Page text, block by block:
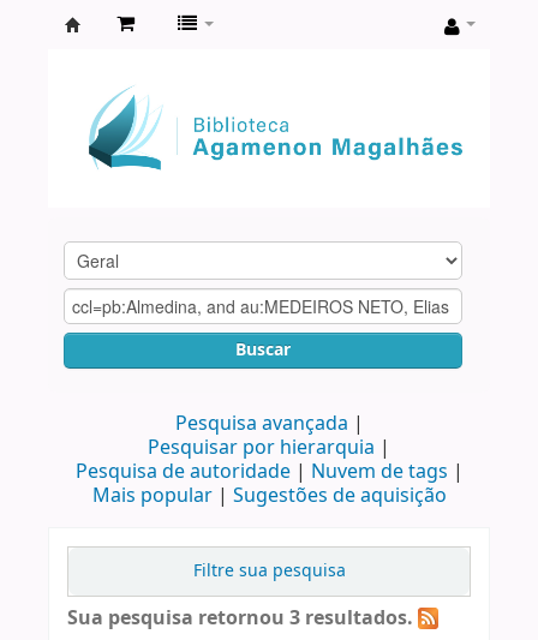
Agamenon
Magalhães
Buscar
Pesquisa avançada
Pesquisar por hierarquia
Pesquisa de autoridade
Nuvem de tags
Mais popular
Sugestões de aquisição
Filtre sua pesquisa
Sua pesquisa retornou 3 resultados.